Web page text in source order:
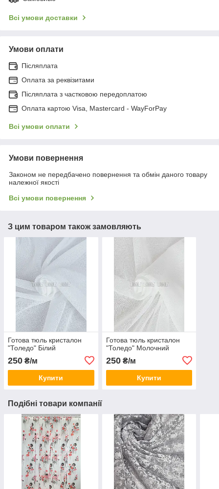
Всі умови доставки
Умови оплати
Післяплата
Оплата за реквізитами
Післяплата з частковою передоплатою
Оплата картою Visa, Mastercard - WayForPay
Всі умови оплати
Умови повернення
Законом не передбачено повернення та обмін даного товару
належної якості
Всі умови повернення
З цим товаром також замовляють
Готова тюль кристалон
"Толедо" Білий
250 ₴/м
Купити
Готова тюль кристалон
"Толедо" Молочний
250₴/м
Купити
Подібні товари компанії